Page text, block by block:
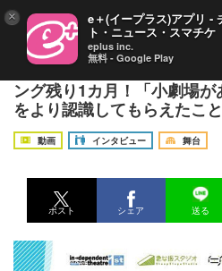
全国小劇場ネットワークに
ング残り1カ月！「小劇場
をより認識してもらえたこと
動画 インタビュー
舞台
ポスト シェア 送る
× e＋(イープラス)アプリ -
ト・ニュース・スマチケ
eplus inc.
無料 - Google Play